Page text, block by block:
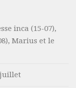
inca (15-07),
Marius et le
juillet